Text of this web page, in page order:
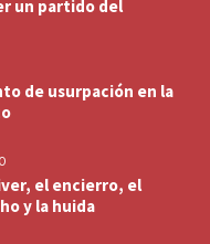
un partido del
de usurpación en la
el encierro, el
y la huida